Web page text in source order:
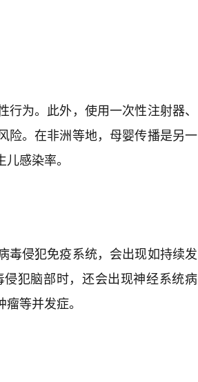
为。此外，使用一次性注射器、
险。在非洲等地，母婴传播是另一
感染率。
毒侵犯免疫系统，会出现如持续发
犯脑部时，还会出现神经系统病
等并发症。